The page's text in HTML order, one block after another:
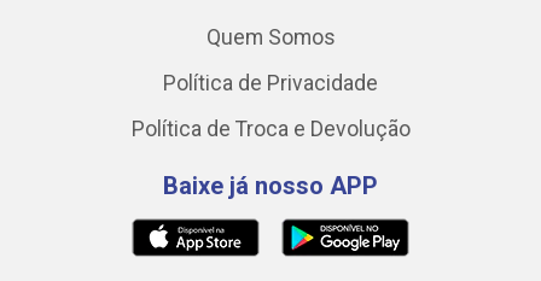
Quem Somos
Política de Privacidade
Política de Troca e Devolução
Baixe já nosso APP